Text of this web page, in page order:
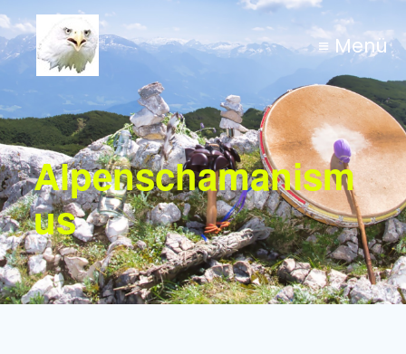
≡ Menü
Alpenschamanism
us